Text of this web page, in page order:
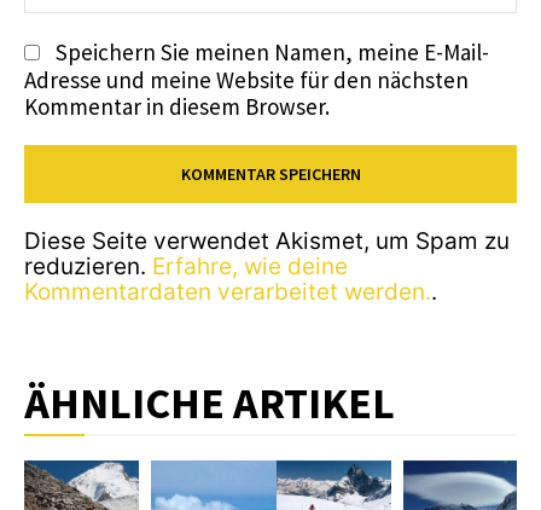
Speichern Sie meinen Namen, meine E-Mail-
Adresse und meine Website für den nächsten
Kommentar in diesem Browser.
Diese Seite verwendet Akismet, um Spam zu
reduzieren. Erfahre, wie deine
Kommentardaten verarbeitet werden..
ÄHNLICHE ARTIKEL